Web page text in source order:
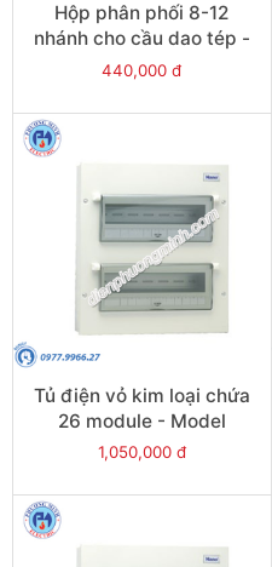
Hộp phân phối 8-12
nhánh cho cầu dao tép -
Model FBD801
440,000 đ
Tủ điện vỏ kim loại chứa
26 module - Model
FDP126
1,050,000 đ